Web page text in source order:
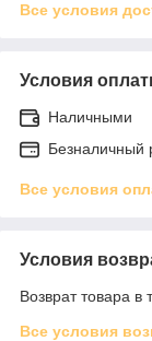
Все условия
Условия
Наличными
Безналичный
Все условия
Условия
Возврат товара в
Все условия